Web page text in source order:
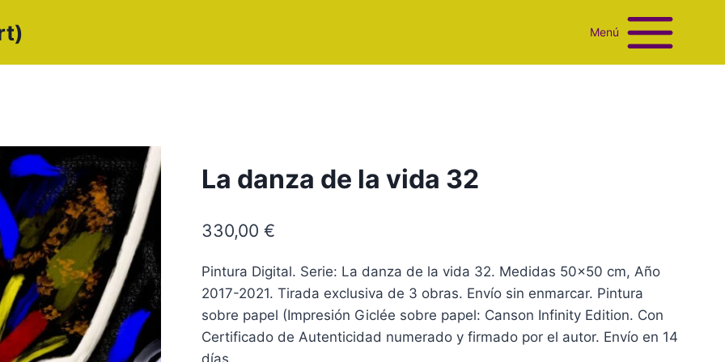
Menú
La danza de la vida 32
330,00 €
Pintura Digital. Serie: La danza de la vida 32. Medidas 50×50 cm, Año
2017-2021. Tirada exclusiva de 3 obras. Envío sin enmarcar. Pintura
sobre papel (Impresión Giclée sobre papel: Canson Infinity Edition. Con
Certificado de Autenticidad numerado y firmado por el autor. Envío en 14
días.